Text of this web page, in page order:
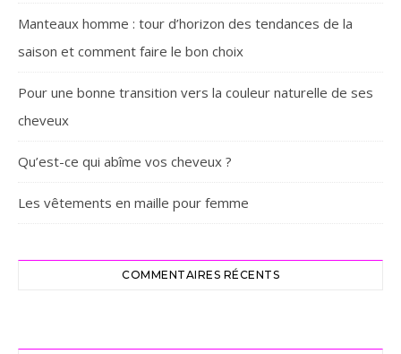
Manteaux homme : tour d’horizon des tendances de la
saison et comment faire le bon choix
Pour une bonne transition vers la couleur naturelle de ses
cheveux
Qu’est-ce qui abîme vos cheveux ?
Les vêtements en maille pour femme
COMMENTAIRES RÉCENTS